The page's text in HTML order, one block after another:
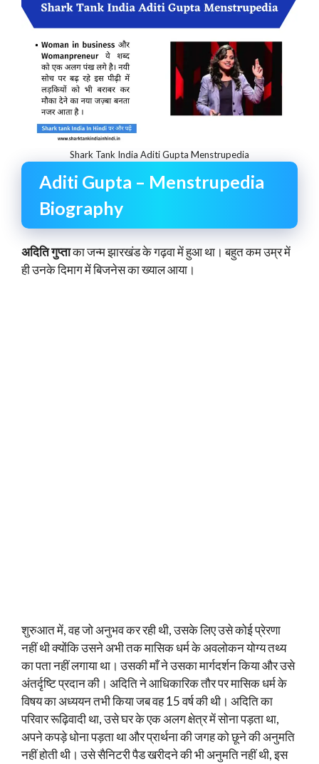
Shark Tank India Aditi Gupta Menstrupedia
Aditi Gupta – Menstrupedia
Biography
अदिति गुप्ताका जन्म झारखंड के गढ़वा में हुआ था। बहुत कम उम्र में
ही उनके दिमाग में बिजनेस का ख्याल आया।
शुरुआत में, वह जो अनुभव कर रही थी, उसके लिए उसे कोई प्रेरणा
नहीं थी क्योंकि उसने अभी तक मासिक धर्म के अवलोकन योग्य तथ्य
का पता नहीं लगाया था। उसकी माँ ने उसका मार्गदर्शन किया और उसे
अंतर्दृष्टि प्रदान की। अदिति ने आधिकारिक तौर पर मासिक धर्म के
विषय का अध्ययन तभी किया जब वह 15 वर्ष की थी। अदिति का
परिवार रूढ़िवादी था, उसे घर के एक अलग क्षेत्र में सोना पड़ता था,
अपने कपड़े धोना पड़ता था और प्रार्थना की जगह को छूने की अनुमति
नहीं होती थी। उसे सैनिटरी पैड खरीदने की भी अनुमति नहीं थी, इस